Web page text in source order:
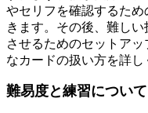
やセリフを確認するた
きます。その後、難し
させるためのセットア
なカードの扱い方を詳し
難易度と練習について